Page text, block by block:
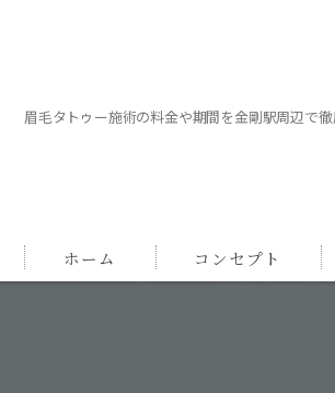
眉毛タトゥー施術の料金や期間を金剛駅周辺で
ホーム コンセプト